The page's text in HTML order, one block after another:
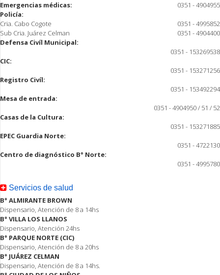
Emergencias médicas:
0351 - 4904955
Policía:
Cria. Cabo Cogote
0351 - 4995852
Sub Cria. Juárez Celman
0351 - 4904400
Defensa Civíl Municipal:
0351 - 153269538
CIC:
0351 - 153271256
Registro Civíl:
0351 - 153492294
Mesa de entrada:
0351 - 4904950 / 51 / 52
Casas de la Cultura:
0351 - 153271885
EPEC Guardia Norte:
0351 - 4722130
Centro de diagnóstico B° Norte:
0351 - 4995780
Servicios de salud
B° ALMIRANTE BROWN
Dispensario, Atención de 8 a 14hs
B° VILLA LOS LLANOS
Dispensario, Atención 24hs
B° PARQUE NORTE (CIC)
Dispensario, Atención de 8 a 20hs
B° JUÁREZ CELMAN
Dispensario, Atención de 8 a 14hs.